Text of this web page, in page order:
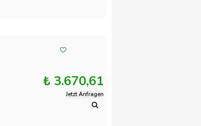
₺ 3.670,61
Jetzt Anfragen